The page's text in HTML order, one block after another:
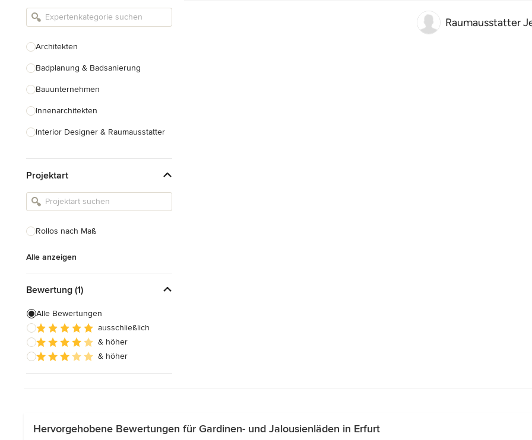
Architekten
Badplanung & Badsanierung
Bauunternehmen
Innenarchitekten
Interior Designer & Raumausstatter
Landschaftsarchitekten
Armaturen & Sanitärbedarf
Alle anzeigen
Projektart
Rollos nach Maß
Alle anzeigen
Bewertung (1)
Alle Bewertungen
ausschließlich
& höher
& höher
Raumausstatter
Hervorgehobene Bewertungen für Gardinen- und Jalousienläden in Erfurt